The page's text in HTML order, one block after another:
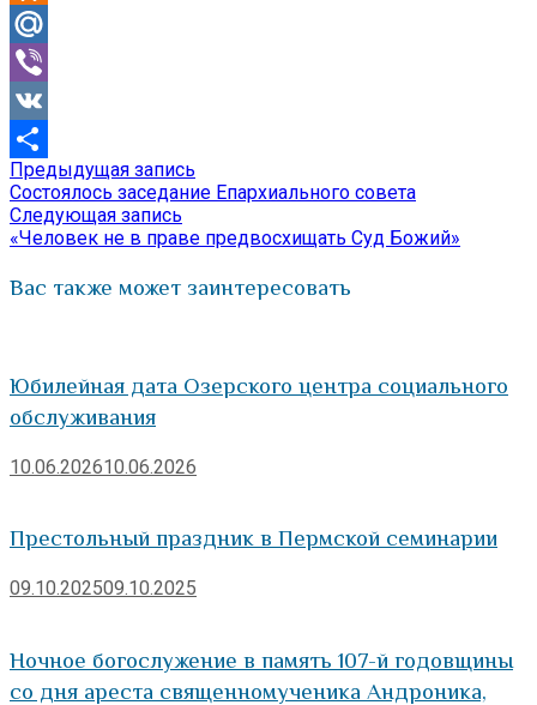
Odnoklassniki
Mail.Ru
Viber
VK
Отправить
Навигация
по
записям
Предыдущая запись
запись:
Состоялось заседание Епархиального совета
Следующая запись
запись:
«Человек не в праве предвосхищать Суд Божий»
Вас также может заинтересовать
Юбилейная дата Озерского центра социального
обслуживания
10.06.202610.06.2026
Престольный праздник в Пермской семинарии
09.10.202509.10.2025
Ночное богослужение в память 107-й годовщины
со дня ареста священномученика Андроника,